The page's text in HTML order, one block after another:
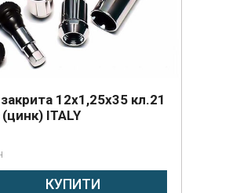
12х1,25х35 кл.21
ITALY
КУПИТИ